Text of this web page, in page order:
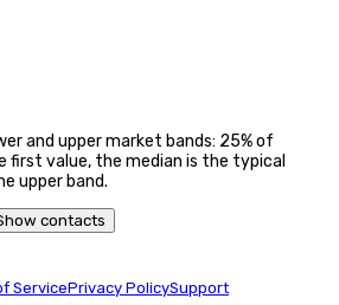
and upper market bands: 25% of
first value, the median is the typical
upper band.
contacts
ServicePrivacy PolicySupport